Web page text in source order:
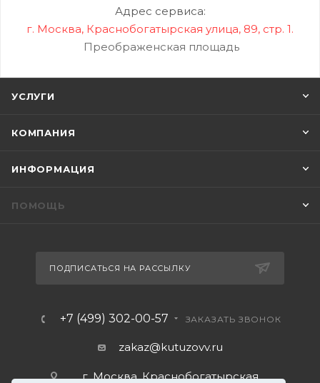
Адрес сервиса:
г. Москва, Краснобогатырская улица, 89, стр. 1.
Преображенская площадь
УСЛУГИ
КОМПАНИЯ
ИНФОРМАЦИЯ
ПОМОЩЬ
ПОДПИСАТЬСЯ НА РАССЫЛКУ
+7 (499) 302-00-57 ЗАКАЗАТЬ ЗВОНОК
zakaz@kutuzovv.ru
г. Москва, Краснобогатырская